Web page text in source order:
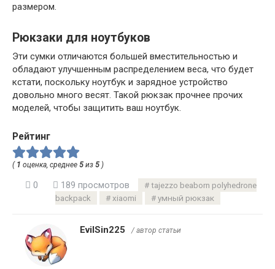
размером.
Рюкзаки для ноутбуков
Эти сумки отличаются большей вместительностью и
обладают улучшенным распределением веса, что будет
кстати, поскольку ноутбук и зарядное устройство
довольно много весят. Такой рюкзак прочнее прочих
моделей, чтобы защитить ваш ноутбук.
Рейтинг
( 1 оценка, среднее 5 из 5 )
0 189 просмотров
tajezzo beaborn polyhedrone
backpack
xiaomi умный рюкзак
EvilSin225 / автор статьи